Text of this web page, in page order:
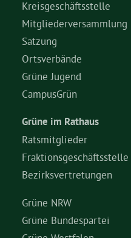
Kreisgeschäftsstelle
Mitgliederversammlung
Satzung
Ortsverbände
Grüne Jugend
CampusGrün
Grüne im Rathaus
Ratsmitglieder
Fraktionsgeschäftsstelle
Bezirksvertretungen
Grüne NRW
Grüne Bundespartei